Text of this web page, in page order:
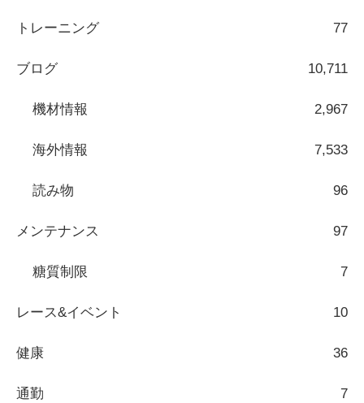
トレーニング 77
ブログ 10,711
機材情報 2,967
海外情報 7,533
読み物 96
メンテナンス 97
糖質制限 7
レース&イベント 10
健康 36
通勤 7